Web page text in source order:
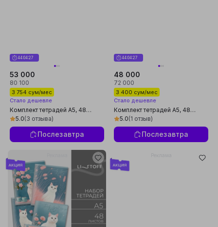
44:04:26
53 000
80 100
3 754 сум/мес
Стало дешевле
Комплект тетрадей А5, 48
листов, 5 шт, в клетку, для
мальчиков, произведено в
России
5.0(3 отзыва)
Послезавтра
44:04:26
48 000
72 000
3 400 сум/мес
Стало дешевле
Комплект тетрадей А5, 48
листов, 5 шт, в клетку, для
школы и студентов, сделано в
России
5.0(1 отзыв)
Послезавтра